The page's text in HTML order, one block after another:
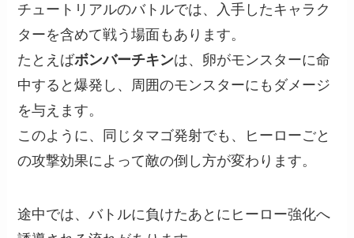
チュートリアルのバトルでは、入手したキャラク
ターを含めて戦う場面もあります。
たとえばボンバーチキンは、卵がモンスターに命
中すると爆発し、周囲のモンスターにもダメージ
を与えます。
このように、同じタマゴ発射でも、ヒーローごと
の攻撃効果によって敵の倒し方が変わります。
途中では、バトルに負けたあとにヒーロー強化へ